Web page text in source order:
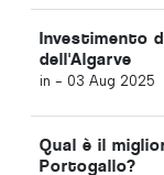
Investimento
dell'Algarve
in - 03 Aug 2025
Qual è il
Portogallo?